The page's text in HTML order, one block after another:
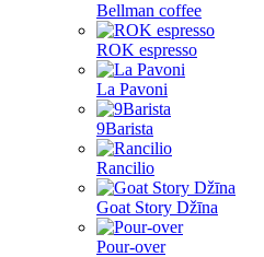
Bellman coffee
ROK espresso
La Pavoni
9Barista
Rancilio
Goat Story Džīna
Pour-over